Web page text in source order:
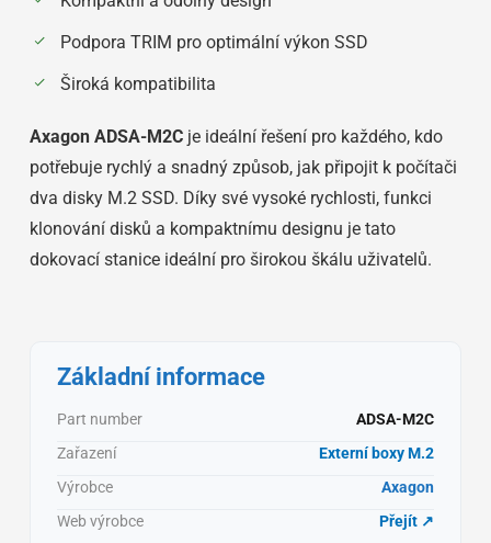
Podpora TRIM pro optimální výkon SSD
Široká kompatibilita
Axagon ADSA-M2C je ideální řešení pro každého, kdo
potřebuje rychlý a snadný způsob, jak připojit k počítači
dva disky M.2 SSD. Díky své vysoké rychlosti, funkci
klonování disků a kompaktnímu designu je tato
dokovací stanice ideální pro širokou škálu uživatelů.
Základní informace
Part number
ADSA-M2C
Zařazení
Externí boxy M.2
Výrobce
Axagon
Web výrobce
Přejít ↗